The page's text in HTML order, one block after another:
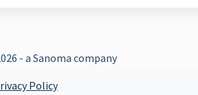
- a Sanoma company
Policy